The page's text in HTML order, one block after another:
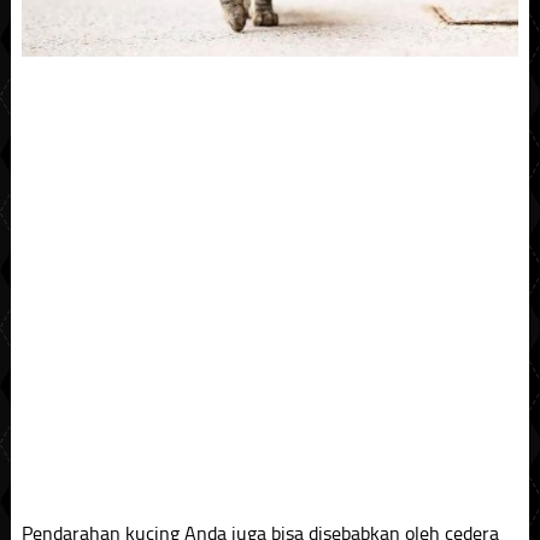
Pendarahan kucing Anda juga bisa disebabkan oleh cedera